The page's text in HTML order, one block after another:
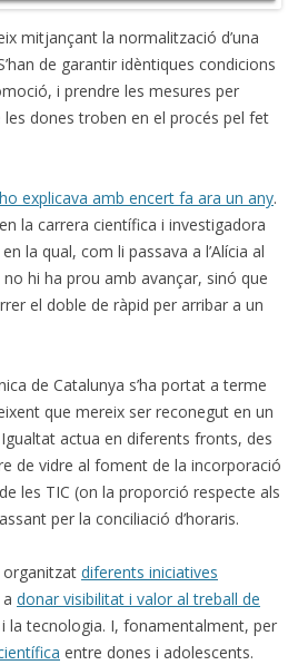
mitjançant la normalització d’una
de garantir idèntiques condicions
i prendre les mesures per
les dones troben en el procés pel fet
explicava amb encert fa ara un any.
la carrera científica i investigadora
la qual, com li passava a l’Alícia al
hi ha prou amb avançar, sinó que
el doble de ràpid per arribar a un
de Catalunya s’ha portat a terme
que mereix ser reconegut en un
actua en diferents fronts, des
de vidre al foment de la incorporació
les TIC (on la proporció respecte als
per la conciliació d’horaris.
organitzat diferents iniciatives
donar visibilitat i valor al treball de
la tecnologia. I, fonamentalment, per
entre dones i adolescents.